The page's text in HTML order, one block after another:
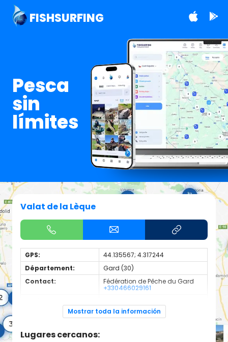
FISHSURFING
Pesca
sin
límites
Valat de la Lèque
GPS:
44.135567; 4.317244
Département:
Gard (30)
Contact:
Fédération de Pêche du Gard
+330466029161
blanc
Cours d'eau d'une longueur de 2.39 km classé en 2ème
Mostrar toda la información
Lugares cercanos: